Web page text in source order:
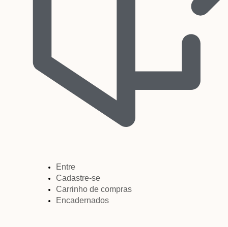
Entre
Cadastre-se
Carrinho de compras
Encadernados